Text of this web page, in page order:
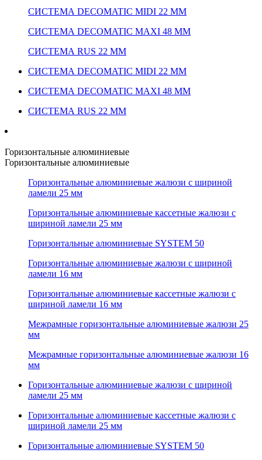
СИСТЕМА DECOMATIC MIDI 22 ММ
СИСТЕМА DECOMATIC MAXI 48 ММ
СИСТЕМА RUS 22 ММ
СИСТЕМА DECOMATIC MIDI 22 ММ
СИСТЕМА DECOMATIC MAXI 48 ММ
СИСТЕМА RUS 22 ММ
Горизонтальные алюминиевые
Горизонтальные алюминиевые
Горизонтальные алюминиевые жалюзи с шириной
ламели 25 мм
Горизонтальные алюминиевые кассетные жалюзи с
шириной ламели 25 мм
Горизонтальные алюминиевые SYSTEM 50
Горизонтальные алюминиевые жалюзи с шириной
ламели 16 мм
Горизонтальные алюминиевые кассетные жалюзи с
шириной ламели 16 мм
Межрамные горизонтальные алюминиевые жалюзи 25
мм
Межрамные горизонтальные алюминиевые жалюзи 16
мм
Горизонтальные алюминиевые жалюзи с шириной
ламели 25 мм
Горизонтальные алюминиевые кассетные жалюзи с
шириной ламели 25 мм
Горизонтальные алюминиевые SYSTEM 50